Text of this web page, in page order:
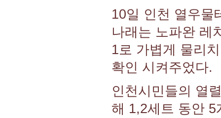
10일 인천 열우물
나래는 노파완 레
1로 가볍게 물리
확인 시켜주었다.
인천시민들의 열
해 1,2세트 동안